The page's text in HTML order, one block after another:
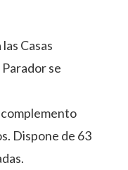
Casas
se
Dispone de 63